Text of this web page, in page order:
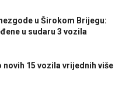
u Širokom Brijegu:
u sudaru 3 vozila
novih 15 vozila vrijednih više